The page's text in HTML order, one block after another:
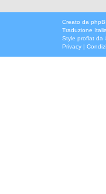
Creato da
Traduzione
Style proflat da
Privacy |